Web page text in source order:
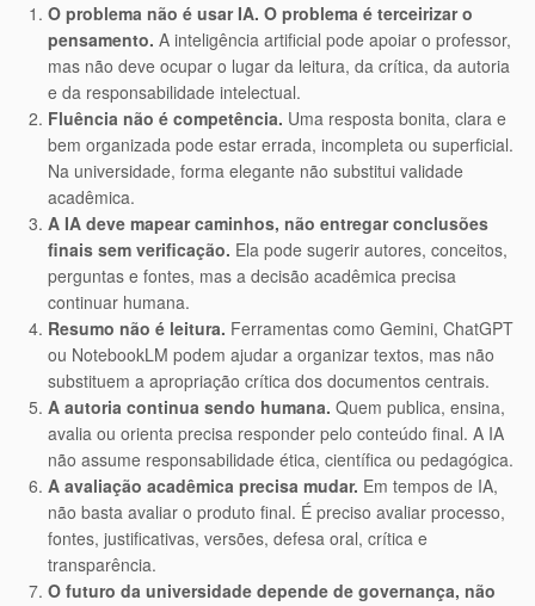
O problema não é usar IA. O problema é terceirizar o
pensamento. A inteligência artificial pode apoiar o professor,
mas não deve ocupar o lugar da leitura, da crítica, da autoria
e da responsabilidade intelectual.
Fluência não é competência. Uma resposta bonita, clara e
bem organizada pode estar errada, incompleta ou superficial.
Na universidade, forma elegante não substitui validade
acadêmica.
A IA deve mapear caminhos, não entregar conclusões
finais sem verificação. Ela pode sugerir autores, conceitos,
perguntas e fontes, mas a decisão acadêmica precisa
continuar humana.
Resumo não é leitura. Ferramentas como Gemini, ChatGPT
ou NotebookLM podem ajudar a organizar textos, mas não
substituem a apropriação crítica dos documentos centrais.
A autoria continua sendo humana. Quem publica, ensina,
avalia ou orienta precisa responder pelo conteúdo final. A IA
não assume responsabilidade ética, científica ou pedagógica.
A avaliação acadêmica precisa mudar. Em tempos de IA,
não basta avaliar o produto final. É preciso avaliar processo,
fontes, justificativas, versões, defesa oral, crítica e
transparência.
O futuro da universidade depende de governança, não